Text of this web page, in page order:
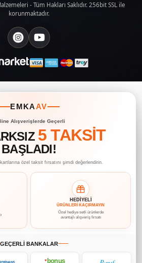
- Tüm Hakları Saklıdır. 256bit SSL ile
korunmaktadır.
EMKAAV
Alışverişlerde Geçerli
5 TAKSİT
BAŞLADI!
özel taksit fırsatını şimdi değerlendirin.
HEDİYELİ
ÜRÜNLERİ KAÇIRMAYIN
Özel hediye setli ürünlerde
avantajlı alışveriş fırsatı
GEÇERLİ BANKALAR
♥bonus